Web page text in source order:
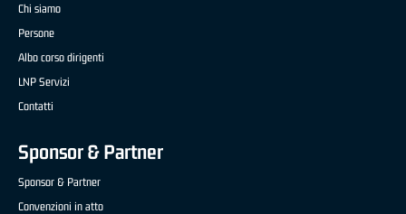
Chi siamo
Persone
Albo corso dirigenti
LNP Servizi
Contatti
Sponsor & Partner
Sponsor & Partner
Convenzioni in atto